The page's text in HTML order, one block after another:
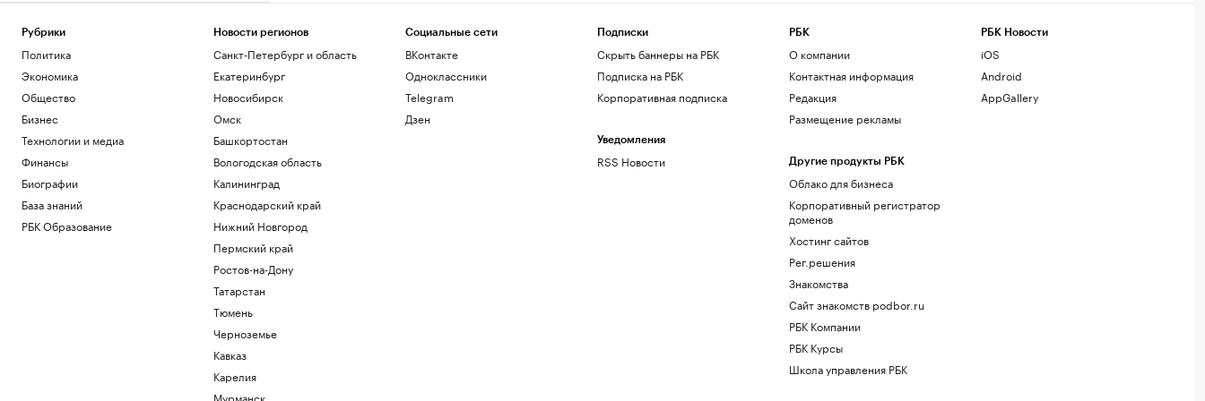
Рубрики
Политика
Экономика
Общество
Бизнес
Технологии и медиа
Финансы
Биографии
База знаний
РБК Образование
Новости регионов
Санкт-Петербург и область
Екатеринбург
Новосибирск
Омск
Башкортостан
Вологодская область
Калининград
Краснодарский край
Нижний Новгород
Пермский край
Ростов-на-Дону
Татарстан
Тюмень
Черноземье
Кавказ
Карелия
Мурманск
Социальные сети
ВКонтакте
Одноклассники
Telegram
Дзен
Подписки
Скрыть баннеры на РБК
Подписка на РБК
Корпоративная подписка
Уведомления
RSS Новости
РБК
О компании
Контактная информация
Редакция
Размещение рекламы
Другие продукты РБК
Облако для бизнеса
Корпоративный регистратор
доменов
Хостинг сайтов
Рег.решения
Знакомства
Сайт знакомств podbor.ru
РБК Компании
РБК Курсы
Школа управления РБК
РБК Новости
iOS
Android
AppGallery